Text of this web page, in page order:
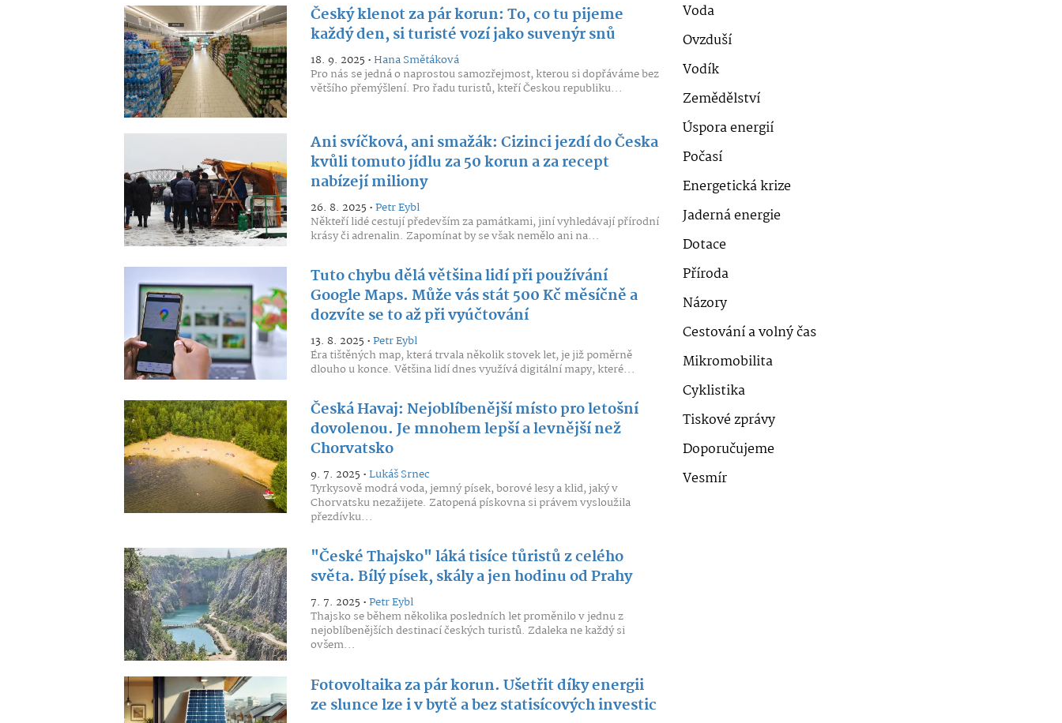
Český klenot za pár korun: To, co tu pijeme
každý den, si turisté vozí jako suvenýr snů
18. 9. 2025 •Hana Smětáková
Pro nás se jedná o naprostou samozřejmost, kterou si dopřáváme bez
většího přemýšlení. Pro řadu turistů, kteří Českou republiku...
Ani svíčková, ani smažák: Cizinci jezdí do Česka
kvůli tomuto jídlu za 50 korun a za recept
nabízejí miliony
26. 8. 2025 •Petr Eybl
Někteří lidé cestují především za památkami, jiní vyhledávají přírodní
krásy či adrenalin. Zapomínat by se však nemělo ani na...
Tuto chybu dělá většina lidí při používání
Google Maps. Může vás stát 500 Kč měsíčně a
dozvíte se to až při vyúčtování
13. 8. 2025 •Petr Eybl
Éra tištěných map, která trvala několik stovek let, je již poměrně
dlouho u konce. Většina lidí dnes využívá digitální mapy, které...
Česká Havaj: Nejoblíbenější místo pro letošní
dovolenou. Je mnohem lepší a levnější než
Chorvatsko
9. 7. 2025 •Lukáš Srnec
Tyrkysově modrá voda, jemný písek, borové lesy a klid, jaký v
Chorvatsku nezažijete. Zatopená pískovna si právem vysloužila
přezdívku...
"České Thajsko" láká tisíce tůristů z celého
světa. Bílý písek, skály a jen hodinu od Prahy
7. 7. 2025 •Petr Eybl
Thajsko se během několika posledních let proměnilo v jednu z
nejoblíbenějších destinací českých turistů. Zdaleka ne každý si
ovšem...
Fotovoltaika za pár korun. Ušetřit díky energii
ze slunce lze i v bytě a bez statisícových investic
Voda
Ovzduší
Vodík
Zemědělství
Úspora energií
Počasí
Energetická krize
Jaderná energie
Dotace
Příroda
Názory
Cestování a volný čas
Mikromobilita
Cyklistika
Tiskové zprávy
Doporučujeme
Vesmír